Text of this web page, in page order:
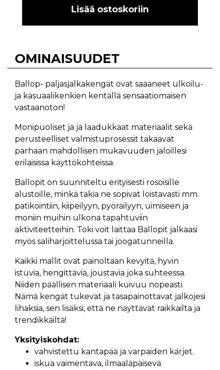
Lisää ostoskoriin
OMINAISUUDET
Ballop- paljasjalkakengät ovat saaaneet ulkoilu-
ja kasuaalikenkien kentällä sensaatiomaisen
vastaanoton!
Monipuoliset ja ja laadukkaat materiaalit sekä
perusteelliset valmistuprosessit takaavat
parhaan mahdollisen mukavuuden jaloillesi
erilaisissa käyttökohteissa.
Ballopit on suunniteltu erityisesti rosoisille
alustoille, minkä takia ne sopivat loistavasti mm.
patikointiin, kiipeilyyn, pyöräilyyn, uimiseen ja
moniin muihin ulkona tapahtuviin
aktiviteetteihin. Toki voit laittaa Ballopit jalkaasi
myös saliharjoittelussa tai joogatunneilla.
Kaikki mallit ovat painoltaan kevyitä, hyvin
istuvia, hengittäviä, joustavia joka suhteessa.
Niiden päällisen materiaali kuivuu nopeasti.
Nämä kengät tukevat ja tasapainottavat jalkojesi
lihaksia, sen lisäksi, että ne näyttävät raikkailta ja
trendikkäiltä!
Yksityiskohdat:
vahvistettu kantapää ja varpaiden kärjet.
iskua vaimentava, ilmaaläpäisevä